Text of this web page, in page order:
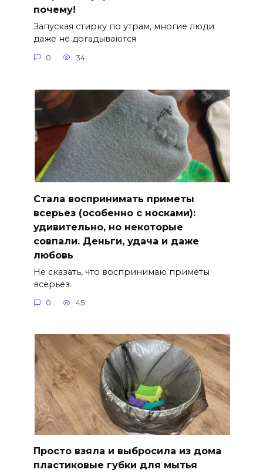
почему!
Запуская стирку по утрам, многие люди
даже не догадываются
0 34
Стала воспринимать приметы
всерьез (особенно с носками):
удивительно, но некоторые
совпали. Деньги, удача и даже
любовь
Не сказать, что воспринимаю приметы
всерьез.
0 45
Просто взяла и выбросила из дома
пластиковые губки для мытья